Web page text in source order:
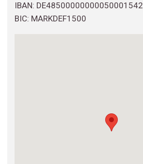
IBAN: DE48500000000050001542
BIC: MARKDEF1500